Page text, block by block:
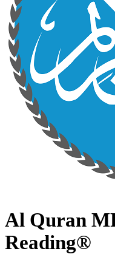
Al Quran
Reading®